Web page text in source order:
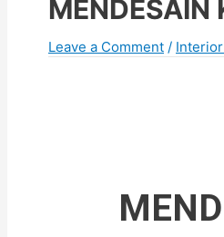
Leave a Comment /